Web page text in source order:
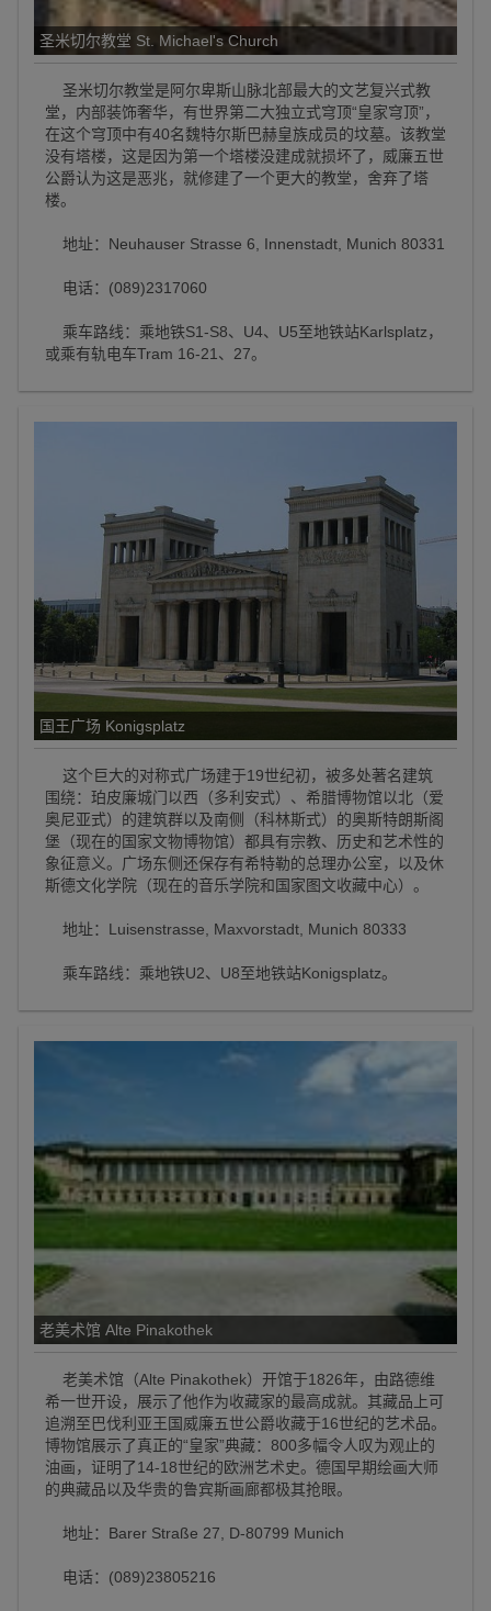
圣米切尔教堂 St. Michael's Church
圣米切尔教堂是阿尔卑斯山脉北部最大的文艺复兴式教
堂，内部装饰奢华，有世界第二大独立式穹顶“皇家穹顶”，
在这个穹顶中有40名魏特尔斯巴赫皇族成员的坟墓。该教堂
没有塔楼，这是因为第一个塔楼没建成就损坏了，威廉五世
公爵认为这是恶兆，就修建了一个更大的教堂，舍弃了塔
楼。
地址：Neuhauser Strasse 6, Innenstadt, Munich 80331
电话：(089)2317060
乘车路线：乘地铁S1-S8、U4、U5至地铁站Karlsplatz，
或乘有轨电车Tram 16-21、27。
国王广场 Konigsplatz
这个巨大的对称式广场建于19世纪初，被多处著名建筑
围绕：珀皮廉城门以西（多利安式）、希腊博物馆以北（爱
奥尼亚式）的建筑群以及南侧（科林斯式）的奥斯特朗斯阁
堡（现在的国家文物博物馆）都具有宗教、历史和艺术性的
象征意义。广场东侧还保存有希特勒的总理办公室，以及休
斯德文化学院（现在的音乐学院和国家图文收藏中心）。
地址：Luisenstrasse, Maxvorstadt, Munich 80333
乘车路线：乘地铁U2、U8至地铁站Konigsplatz。
老美术馆 Alte Pinakothek
老美术馆（Alte Pinakothek）开馆于1826年，由路德维
希一世开设，展示了他作为收藏家的最高成就。其藏品上可
追溯至巴伐利亚王国威廉五世公爵收藏于16世纪的艺术品。
博物馆展示了真正的“皇家”典藏：800多幅令人叹为观止的
油画，证明了14-18世纪的欧洲艺术史。德国早期绘画大师
的典藏品以及华贵的鲁宾斯画廊都极其抢眼。
地址：Barer Straße 27, D-80799 Munich
电话：(089)23805216